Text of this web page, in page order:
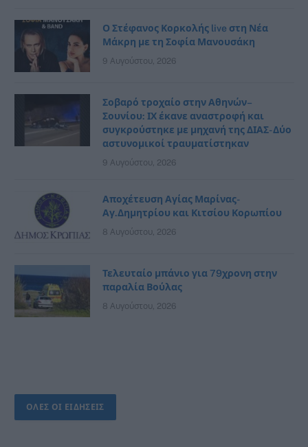
Ο Στέφανος Κορκολής live στη Νέα
Μάκρη με τη Σοφία Μανουσάκη
9 Αυγούστου, 2026
Σοβαρό τροχαίο στην Αθηνών–
Σουνίου: ΙΧ έκανε αναστροφή και
συγκρούστηκε με μηχανή της ΔΙΑΣ- Δύο
αστυνομικοί τραυματίστηκαν
9 Αυγούστου, 2026
Αποχέτευση Αγίας Μαρίνας-
Αγ.Δημητρίου και Κιτσίου Κορωπίου
8 Αυγούστου, 2026
Τελευταίο μπάνιο για 79χρονη στην
παραλία Βούλας
8 Αυγούστου, 2026
ΟΛΕΣ ΟΙ ΕΙΔΗΣΕΙΣ